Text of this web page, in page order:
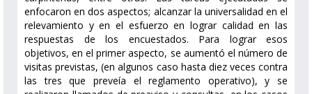
enfocaron en dos aspectos; alcanzar la universalidad en el
relevamiento y en el esfuerzo en lograr calidad en las
respuestas de los encuestados. Para lograr esos
objetivos, en el primer aspecto, se aumentó el número de
visitas previstas, (en algunos caso hasta diez veces contra
las tres que preveía el reglamento operativo), y se